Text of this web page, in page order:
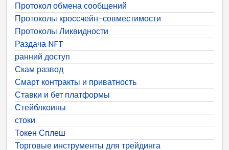
Протокол обмена сообщений
Протоколы кроссчейн-совместимости
Протоколы Ликвидности
Раздача NFT
ранний доступ
Скам развод
Смарт контракты и приватность
Ставки и бет платформы
Стейблкоины
стоки
Токен Сплеш
Торговые инструменты для трейдинга